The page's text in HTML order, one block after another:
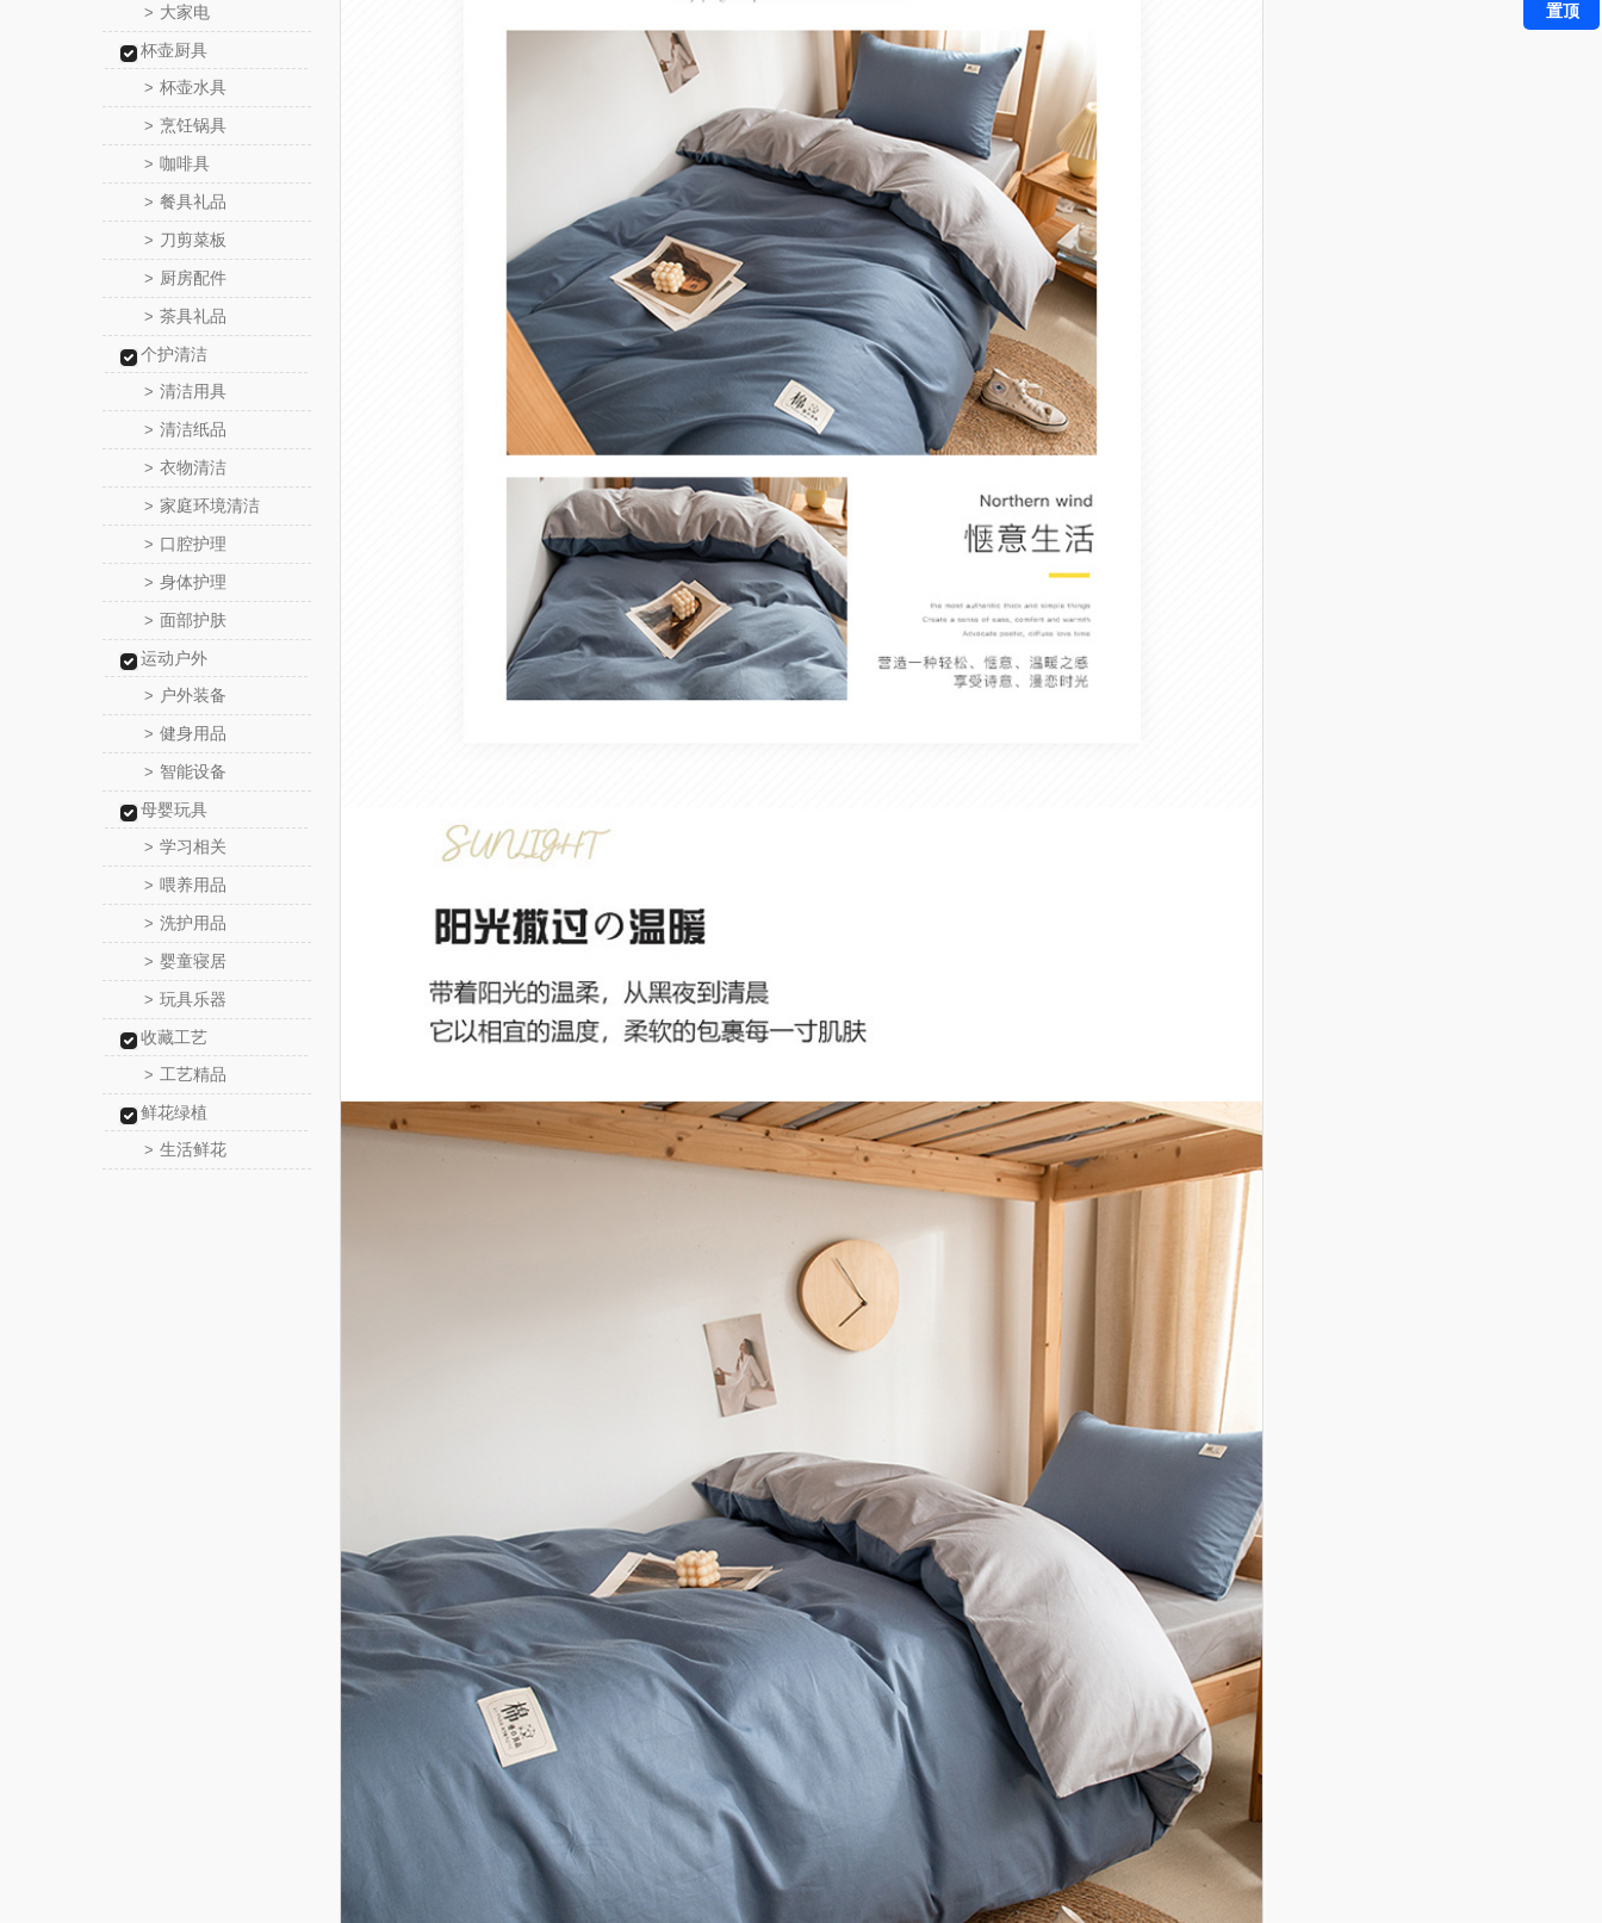
> 大家电
杯壶厨具
> 杯壶水具
> 烹饪锅具
> 咖啡具
> 餐具礼品
> 刀剪菜板
> 厨房配件
> 茶具礼品
个护清洁
> 清洁用具
> 清洁纸品
> 衣物清洁
> 家庭环境清洁
> 口腔护理
> 身体护理
> 面部护肤
运动户外
> 户外装备
> 健身用品
> 智能设备
母婴玩具
> 学习相关
> 喂养用品
> 洗护用品
> 婴童寝居
> 玩具乐器
收藏工艺
> 工艺精品
鲜花绿植
> 生活鲜花
置顶